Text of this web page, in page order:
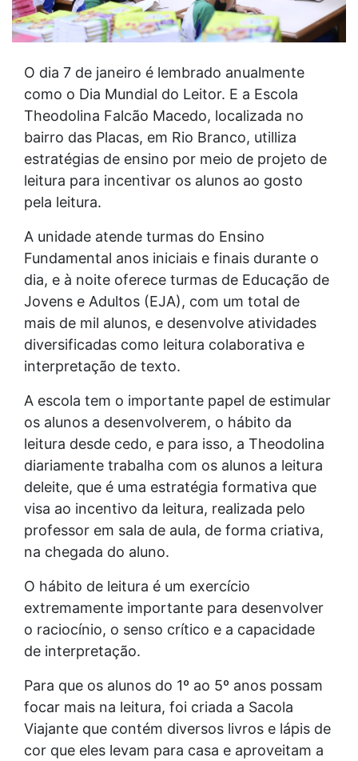
O dia 7 de janeiro é lembrado anualmente
como o Dia Mundial do Leitor. E a Escola
Theodolina Falcão Macedo, localizada no
bairro das Placas, em Rio Branco, utilliza
estratégias de ensino por meio de projeto de
leitura para incentivar os alunos ao gosto
pela leitura.
A unidade atende turmas do Ensino
Fundamental anos iniciais e finais durante o
dia, e à noite oferece turmas de Educação de
Jovens e Adultos (EJA), com um total de
mais de mil alunos, e desenvolve atividades
diversificadas como leitura colaborativa e
interpretação de texto.
A escola tem o importante papel de estimular
os alunos a desenvolverem, o hábito da
leitura desde cedo, e para isso, a Theodolina
diariamente trabalha com os alunos a leitura
deleite, que é uma estratégia formativa que
visa ao incentivo da leitura, realizada pelo
professor em sala de aula, de forma criativa,
na chegada do aluno.
O hábito de leitura é um exercício
extremamente importante para desenvolver
o raciocínio, o senso crítico e a capacidade
de interpretação.
Para que os alunos do 1º ao 5º anos possam
focar mais na leitura, foi criada a Sacola
Viajante que contém diversos livros e lápis de
cor que eles levam para casa e aproveitam a